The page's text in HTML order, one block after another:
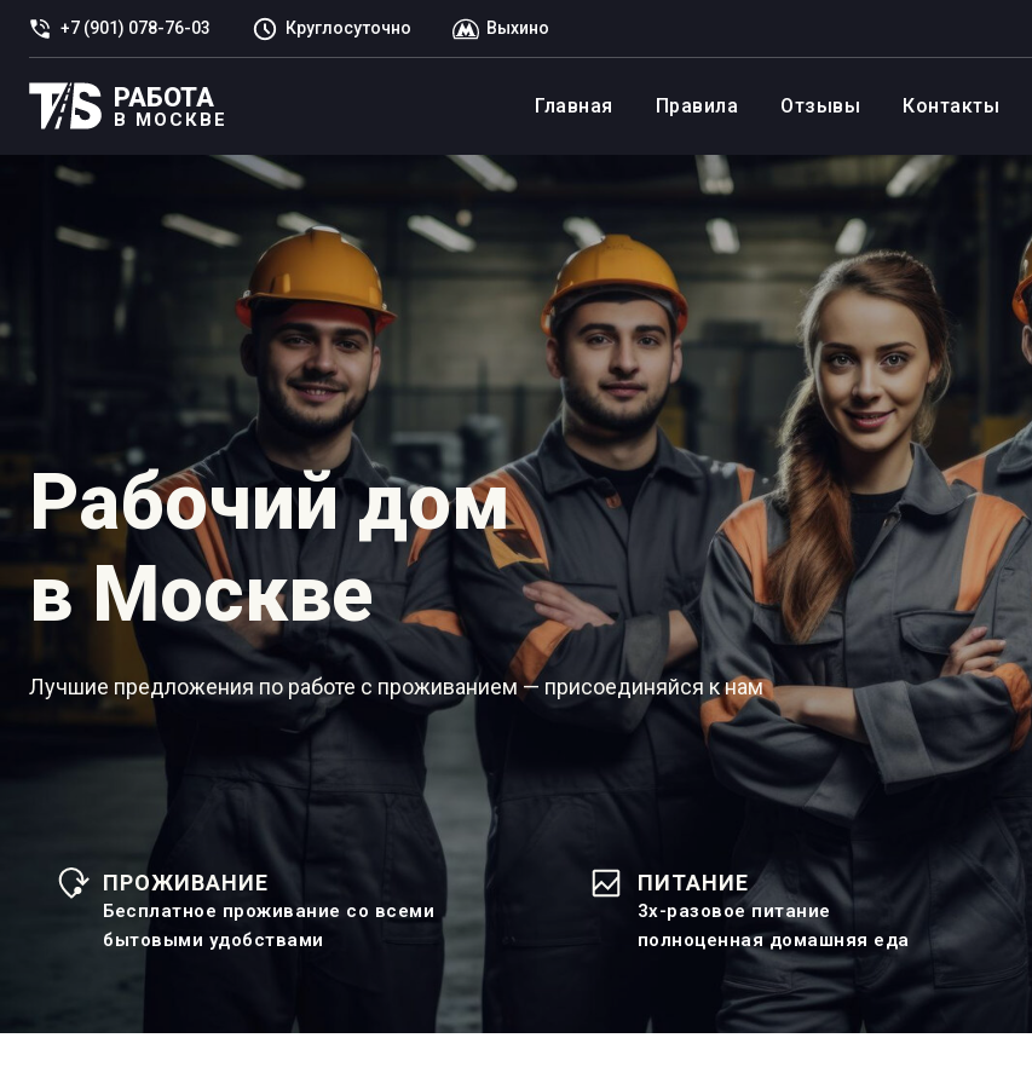
+7 (901) 078-76-03 Круглосуточно Выхино
РАБОТА
В МОСКВЕ
Главная Правила Отзывы Контакты
Рабочий дом
в Москве
Лучшие предложения по работе с проживанием — присоединяйся к нам
ПРОЖИВАНИЕ
Бесплатное проживание со всеми
бытовыми удобствами
ПИТАНИЕ
3х-разовое питание
полноценная домашняя еда